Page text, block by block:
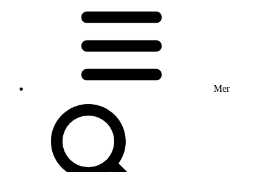
Mer